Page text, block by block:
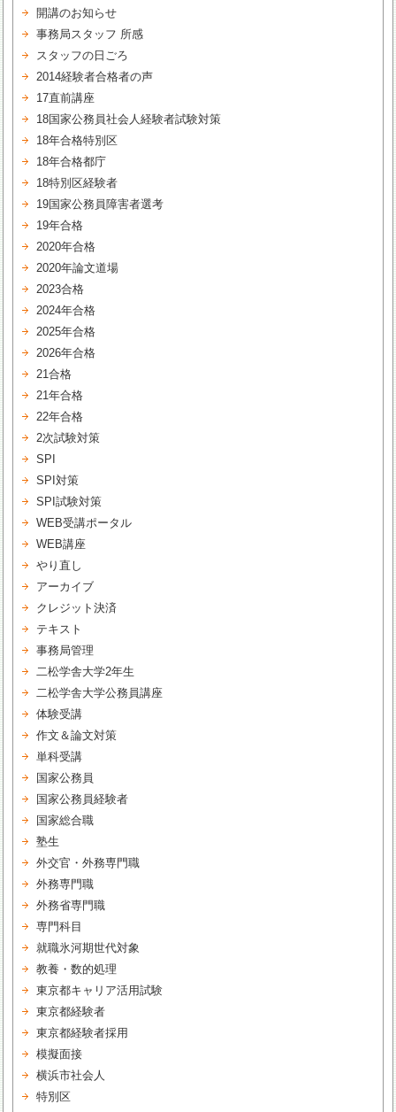
開講のお知らせ
事務局スタッフ 所感
スタッフの日ごろ
2014経験者合格者の声
17直前講座
18国家公務員社会人経験者試験対策
18年合格特別区
18年合格都庁
18特別区経験者
19国家公務員障害者選考
19年合格
2020年合格
2020年論文道場
2023合格
2024年合格
2025年合格
2026年合格
21合格
21年合格
22年合格
2次試験対策
SPI
SPI対策
SPI試験対策
WEB受講ポータル
WEB講座
やり直し
アーカイブ
クレジット決済
テキスト
事務局管理
二松学舎大学2年生
二松学舎大学公務員講座
体験受講
作文＆論文対策
単科受講
国家公務員
国家公務員経験者
国家総合職
塾生
外交官・外務専門職
外務専門職
外務省専門職
専門科目
就職氷河期世代対象
教養・数的処理
東京都キャリア活用試験
東京都経験者
東京都経験者採用
模擬面接
横浜市社会人
特別区